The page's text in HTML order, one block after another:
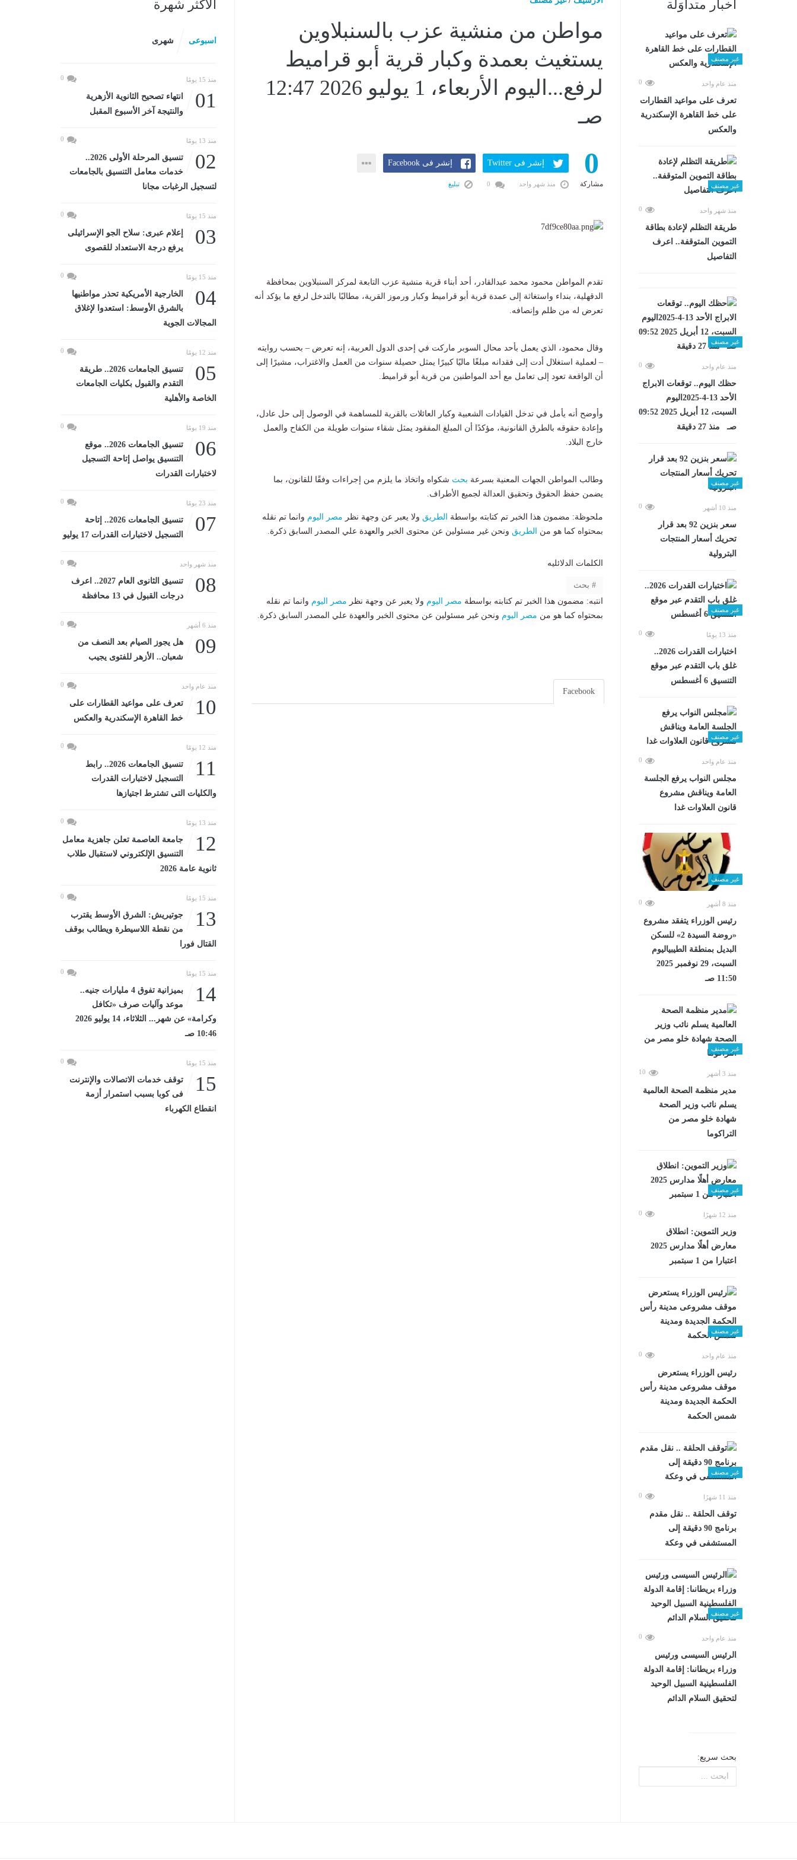
أخبار متداوَلة
غير مصنف
منذ عام واحد 0
تعرف على مواعيد القطارات
على خط القاهرة الإسكندرية
والعكس
غير مصنف
منذ شهر واحد 0
طريقة التظلم لإعادة بطاقة
التموين المتوقفة.. اعرف
التفاصيل
غير مصنف
منذ عام واحد 0
حظك اليوم.. توقعات الابراج
الأحد 13-4-2025اليوم
السبت، 12 أبريل 2025 09:52
صـ منذ 27 دقيقة
غير مصنف
منذ 10 أشهر 0
سعر بنزين 92 بعد قرار
تحريك أسعار المنتجات
البترولية
غير مصنف
منذ 13 يومًا 0
اختبارات القدرات 2026..
غلق باب التقدم عبر موقع
التنسيق 6 أغسطس
غير مصنف
منذ عام واحد 0
مجلس النواب يرفع الجلسة
العامة ويناقش مشروع
قانون العلاوات غدا
غير مصنف
منذ 8 أشهر 0
رئيس الوزراء يتفقد مشروع
«روضة السيدة 2» للسكن
البديل بمنطقة الطيبياليوم
السبت، 29 نوفمبر 2025
11:50 صـ
غير مصنف
منذ 3 أشهر 10
مدير منظمة الصحة العالمية
يسلم نائب وزير الصحة
شهادة خلو مصر من
التراكوما
غير مصنف
منذ 12 شهرًا 0
وزير التموين: انطلاق
معارض أهلًا مدارس 2025
اعتبارا من 1 سبتمبر
غير مصنف
منذ عام واحد 0
رئيس الوزراء يستعرض
موقف مشروعى مدينة رأس
الحكمة الجديدة ومدينة
شمس الحكمة
غير مصنف
منذ 11 شهرًا 0
توقف الحلقة .. نقل مقدم
برنامج 90 دقيقة إلى
المستشفى في وعكة
غير مصنف
منذ عام واحد 0
الرئيس السيسى ورئيس
وزراء بريطانىا: إقامة الدولة
الفلسطينية السبيل الوحيد
لتحقيق السلام الدائم
بحث سريع:
مواطن من منشية عزب بالسنبلاوين
يستغيث بعمدة وكبار قرية أبو قراميط
لرفع...اليوم الأربعاء، 1 يوليو 2026 12:47
صـ
0
مشاركة
إنشر فى Twitter إنشر فى Facebook
منذ شهر واحد تبليغ
تقدم المواطن محمود محمد عبدالقادر، أحد أبناء قرية منشية عزب التابعة لمركز السنبلاوين بمحافظة
الدقهلية، بنداء واستغاثة إلى عمدة قرية أبو قراميط وكبار ورموز القرية، مطالبًا بالتدخل لرفع ما يؤكد أنه
تعرض له من ظلم وإنصافه.
وقال محمود، الذي يعمل بأحد محال السوبر ماركت في إحدى الدول العربية، إنه تعرض – بحسب روايته
– لعملية استغلال أدت إلى فقدانه مبلغًا ماليًا كبيرًا يمثل حصيلة سنوات من العمل والاغتراب، مشيرًا إلى
أن الواقعة تعود إلى تعامل مع أحد المواطنين من قرية أبو قراميط.
وأوضح أنه يأمل في تدخل القيادات الشعبية وكبار العائلات بالقرية للمساهمة في الوصول إلى حل عادل،
وإعادة حقوقه بالطرق القانونية، مؤكدًا أن المبلغ المفقود يمثل شقاء سنوات طويلة من الكفاح والعمل
خارج البلاد.
وطالب المواطن الجهات المعنية بسرعة بحث شكواه واتخاذ ما يلزم من إجراءات وفقًا للقانون، بما
يضمن حفظ الحقوق وتحقيق العدالة لجميع الأطراف.
ملحوظة: مضمون هذا الخبر تم كتابته بواسطة الطريق ولا يعبر عن وجهة نظر مصر اليوم وانما تم نقله
بمحتواه كما هو من
الطريق ونحن غير مسئولين عن محتوى الخبر والعهدة علي المصدر السابق ذكرة.
الكلمات الدلائليه
بحث
انتبه: مضمون هذا الخبر تم كتابته بواسطة مصر اليوم ولا يعبر عن وجهة نظر مصر اليوم وانما تم نقله
بمحتواه كما هو من مصر اليوم ونحن غير مسئولين عن محتوى الخبر والعهدة علي المصدر السابق ذكرة.
Facebook
الأكثر شهرة
اسبوعى شهرى
منذ 15 يومًا 0
01
انتهاء تصحيح الثانوية الأزهرية
والنتيجة آخر الأسبوع المقبل
منذ 13 يومًا 0
02
تنسيق المرحلة الأولى 2026..
خدمات معامل التنسيق بالجامعات
لتسجيل الرغبات مجانا
منذ 15 يومًا 0
03
إعلام عبرى: سلاح الجو الإسرائيلى
يرفع درجة الاستعداد للقصوى
منذ 15 يومًا 0
04
الخارجية الأمريكية تحذر مواطنيها
بالشرق الأوسط: استعدوا لإغلاق
المجالات الجوية
منذ 12 يومًا 0
05
تنسيق الجامعات 2026.. طريقة
التقدم والقبول بكليات الجامعات
الخاصة والأهلية
منذ 19 يومًا 0
06
تنسيق الجامعات 2026.. موقع
التنسيق يواصل إتاحة التسجيل
لاختبارات القدرات
منذ 23 يومًا 0
07
تنسيق الجامعات 2026.. إتاحة
التسجيل لاختبارات القدرات 17 يوليو
منذ شهر واحد 0
08
تنسيق الثانوى العام 2027.. اعرف
درجات القبول في 13 محافظة
منذ 6 أشهر 0
09
هل يجوز الصيام بعد النصف من
شعبان.. الأزهر للفتوى يجيب
منذ عام واحد 0
10
تعرف على مواعيد القطارات على
خط القاهرة الإسكندرية والعكس
منذ 12 يومًا 0
11
تنسيق الجامعات 2026.. رابط
التسجيل لاختبارات القدرات
والكليات التى تشترط اجتيازها
منذ 13 يومًا 0
12
جامعة العاصمة تعلن جاهزية معامل
التنسيق الإلكتروني لاستقبال طلاب
ثانوية عامة 2026
منذ 15 يومًا 0
13
جوتيريش: الشرق الأوسط يقترب
من نقطة اللاسيطرة ويطالب بوقف
القتال فورا
منذ 15 يومًا 0
14
بميزانية تفوق 4 مليارات جنيه..
موعد وآليات صرف «تكافل
وكرامة» عن شهر... الثلاثاء، 14 يوليو 2026
10:46 صـ
منذ 15 يومًا 0
15
توقف خدمات الاتصالات والإنترنت
فى كوبا بسبب استمرار أزمة
انقطاع الكهرباء